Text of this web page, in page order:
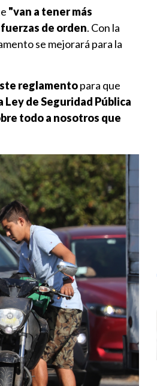
"van a tener más
de orden. Con la
se mejorará para la
reglamentopara que
Ley de Seguridad Pública
todo a nosotros que